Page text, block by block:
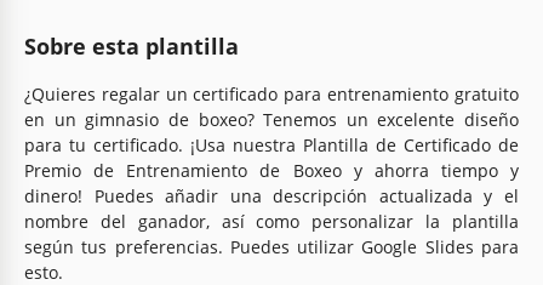
Sobre esta plantilla
¿Quieres regalar un certificado para entrenamiento gratuito
en un gimnasio de boxeo? Tenemos un excelente diseño
para tu certificado. ¡Usa nuestra Plantilla de Certificado de
Premio de Entrenamiento de Boxeo y ahorra tiempo y
dinero! Puedes añadir una descripción actualizada y el
nombre del ganador, así como personalizar la plantilla
según tus preferencias. Puedes utilizar Google Slides para
esto.